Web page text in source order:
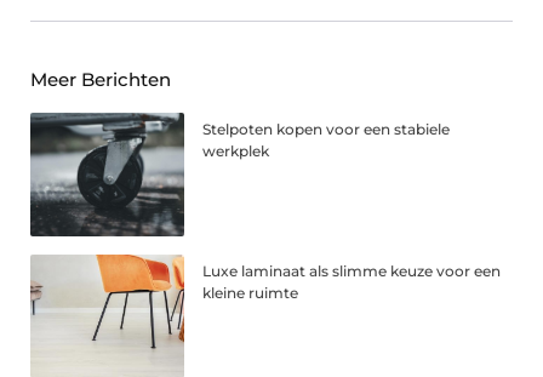
Meer Berichten
Stelpoten kopen voor een stabiele
werkplek
Luxe laminaat als slimme keuze voor een
kleine ruimte